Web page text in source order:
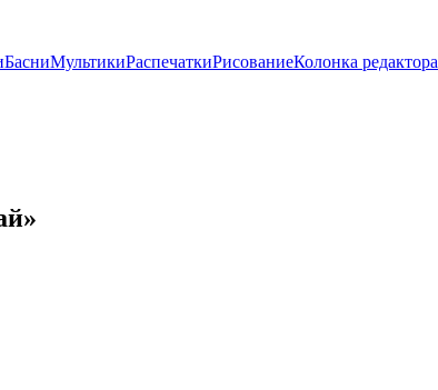
БасниМультикиРаспечаткиРисованиеКолонка редактора